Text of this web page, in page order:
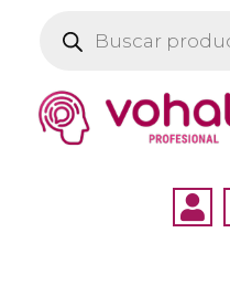
productos
